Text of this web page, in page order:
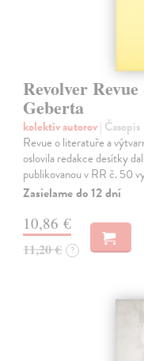
Revolver
Geberta
kolektív autorov| Časopis
Revue o literatuře a
oslovila redakce desítky
publikovanou v RR č. 50
Zasielame do 12 dní
10,86 €
11,20 € ?